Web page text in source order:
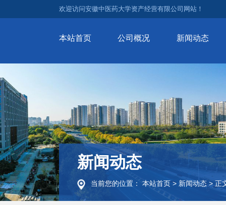
欢迎访问安徽中医药大学资产经营有限公司网站！
本站首页 公司概况 新闻动态
新闻动态
当前您的位置： 本站首页> 新闻动态>正